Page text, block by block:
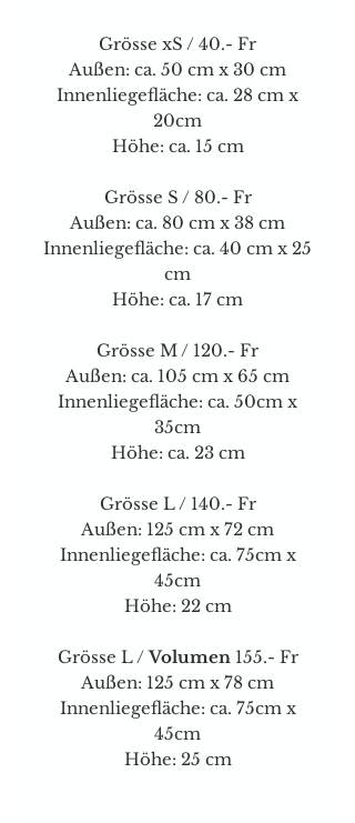
Grösse xS / 40.- Fr
Außen: ca. 50 cm x 30 cm
Innenliegefläche: ca. 28 cm x
20cm
Höhe: ca. 15 cm
Grösse S / 80.- Fr
Außen: ca. 80 cm x 38 cm
Innenliegefläche: ca. 40 cm x 25
cm
Höhe: ca. 17 cm
Grösse M / 120.- Fr
Außen: ca. 105 cm x 65 cm
Innenliegefläche: ca. 50cm x
35cm
Höhe: ca. 23 cm
Grösse L / 140.- Fr
Außen: 125 cm x 72 cm
Innenliegefläche: ca. 75cm x
45cm
Höhe: 22 cm
Grösse L /Volumen155.- Fr
Außen: 125 cm x 78 cm
Innenliegefläche: ca. 75cm x
45cm
Höhe: 25 cm